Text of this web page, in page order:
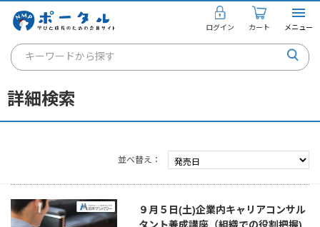
ログイン カート メニュー
キーワードから探す
通信講座
キャリアコンサルタント
お知らせ
詳細検索
並べ替え
９月５日(土)企業内キャリアコンサル